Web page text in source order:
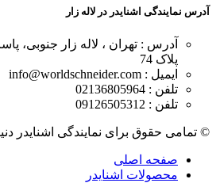
آدرس نمایندگی اشنایدر در لاله زار
آدرس : تهران ، لاله زار جنوبی،
پلاک 74
ایمیل : info@worldschneider.com
تلفن : 02136805964
تلفن : 09126505312
© تمامی حقوق برای نمایندگی اشنایدر
صفحه اصلی
محصولات اشنایدر